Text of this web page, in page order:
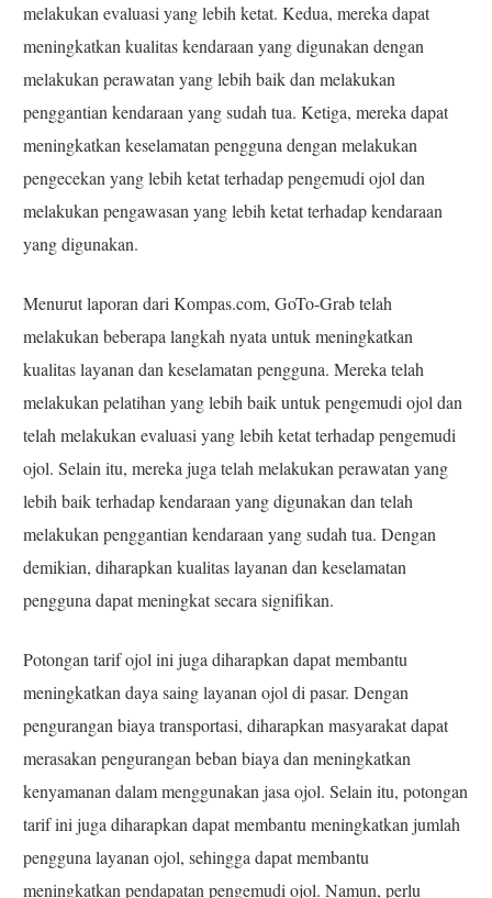
melakukan evaluasi yang lebih ketat. Kedua, mereka dapat
meningkatkan kualitas kendaraan yang digunakan dengan
melakukan perawatan yang lebih baik dan melakukan
penggantian kendaraan yang sudah tua. Ketiga, mereka dapat
meningkatkan keselamatan pengguna dengan melakukan
pengecekan yang lebih ketat terhadap pengemudi ojol dan
melakukan pengawasan yang lebih ketat terhadap kendaraan
yang digunakan.
Menurut laporan dari Kompas.com, GoTo-Grab telah
melakukan beberapa langkah nyata untuk meningkatkan
kualitas layanan dan keselamatan pengguna. Mereka telah
melakukan pelatihan yang lebih baik untuk pengemudi ojol dan
telah melakukan evaluasi yang lebih ketat terhadap pengemudi
ojol. Selain itu, mereka juga telah melakukan perawatan yang
lebih baik terhadap kendaraan yang digunakan dan telah
melakukan penggantian kendaraan yang sudah tua. Dengan
demikian, diharapkan kualitas layanan dan keselamatan
pengguna dapat meningkat secara signifikan.
Potongan tarif ojol ini juga diharapkan dapat membantu
meningkatkan daya saing layanan ojol di pasar. Dengan
pengurangan biaya transportasi, diharapkan masyarakat dapat
merasakan pengurangan beban biaya dan meningkatkan
kenyamanan dalam menggunakan jasa ojol. Selain itu, potongan
tarif ini juga diharapkan dapat membantu meningkatkan jumlah
pengguna layanan ojol, sehingga dapat membantu
meningkatkan pendapatan pengemudi ojol. Namun, perlu